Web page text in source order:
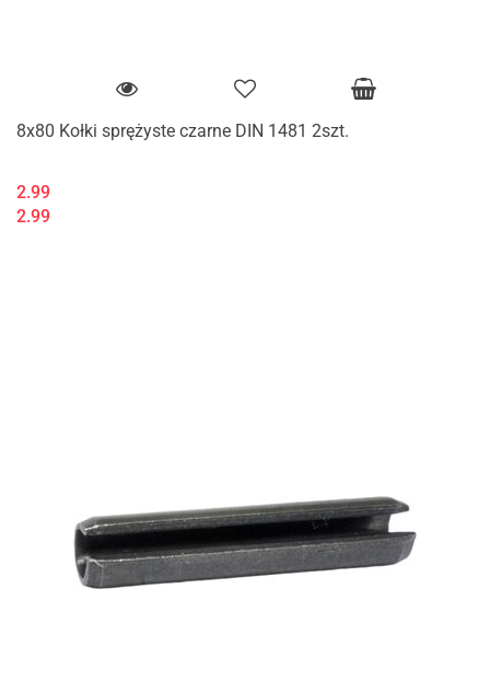
8x80 Kołki sprężyste czarne DIN 1481 2szt.
2.99
2.99